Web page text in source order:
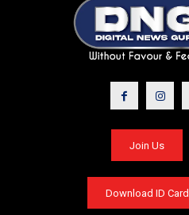
Join Us
Download ID Card